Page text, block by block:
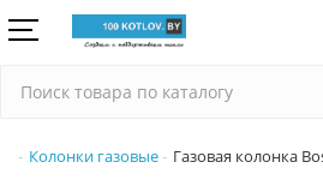
Колонки газовые Газовая колонка